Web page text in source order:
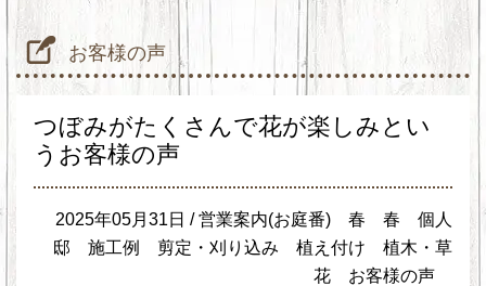
お客様の声
つぼみがたくさんで花が楽しみとい
うお客様の声
2025年05月31日 /営業案内(お庭番) 春 春
個人
邸
施工例 剪定・刈り込み 植え付け
植木・草
花
お客様の声